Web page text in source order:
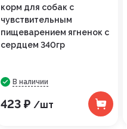
корм для собак с
чувствительным
пищеварением ягненок с
сердцем 340гр
В наличии
423 ₽ /шт